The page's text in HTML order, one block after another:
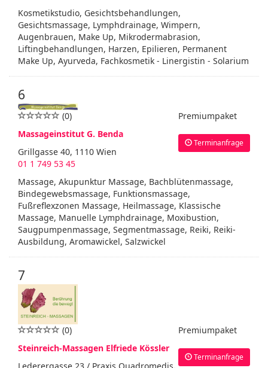
Kosmetikstudio, Gesichtsbehandlungen,
Gesichtsmassage, Lymphdrainage, Wimpern,
Augenbrauen, Make Up, Mikrodermabrasion,
Liftingbehandlungen, Harzen, Epilieren, Permanent
Make Up, Ayurveda, Fachkosmetik - Linergistin - Solarium
6
Premiumpaket
Terminanfrage
(0)
Massageinstitut G. Benda
Grillgasse 40, 1110 Wien
01 1 749 53 45
Massage, Akupunktur Massage, Bachblütenmassage,
Bindegewebsmassage, Funktionsmassage,
Fußreflexzonen Massage, Heilmassage, Klassische
Massage, Manuelle Lymphdrainage, Moxibustion,
Saugpumpenmassage, Segmentmassage, Reiki, Reiki-
Ausbildung, Aromawickel, Salzwickel
7
Premiumpaket
Terminanfrage
(0)
Steinreich-Massagen Elfriede Kössler